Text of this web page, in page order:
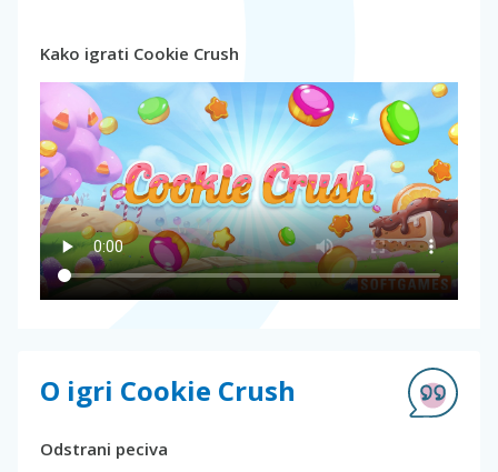
Kako igrati Cookie Crush
O igri Cookie Crush
Odstrani peciva